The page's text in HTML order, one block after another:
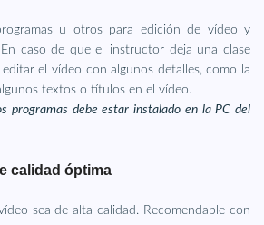
u otros para edición de vídeo y
caso de que el instructor deja una clase
el vídeo con algunos detalles, como la
textos o títulos en el vídeo.
programas debe estar instalado en la PC del
calidad óptima
sea de alta calidad. Recomendable con